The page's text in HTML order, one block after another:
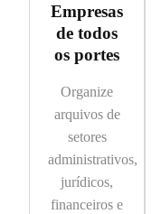
Empresas
de todos
os portes
Organize
arquivos de
setores
administrativos,
jurídicos,
financeiros e